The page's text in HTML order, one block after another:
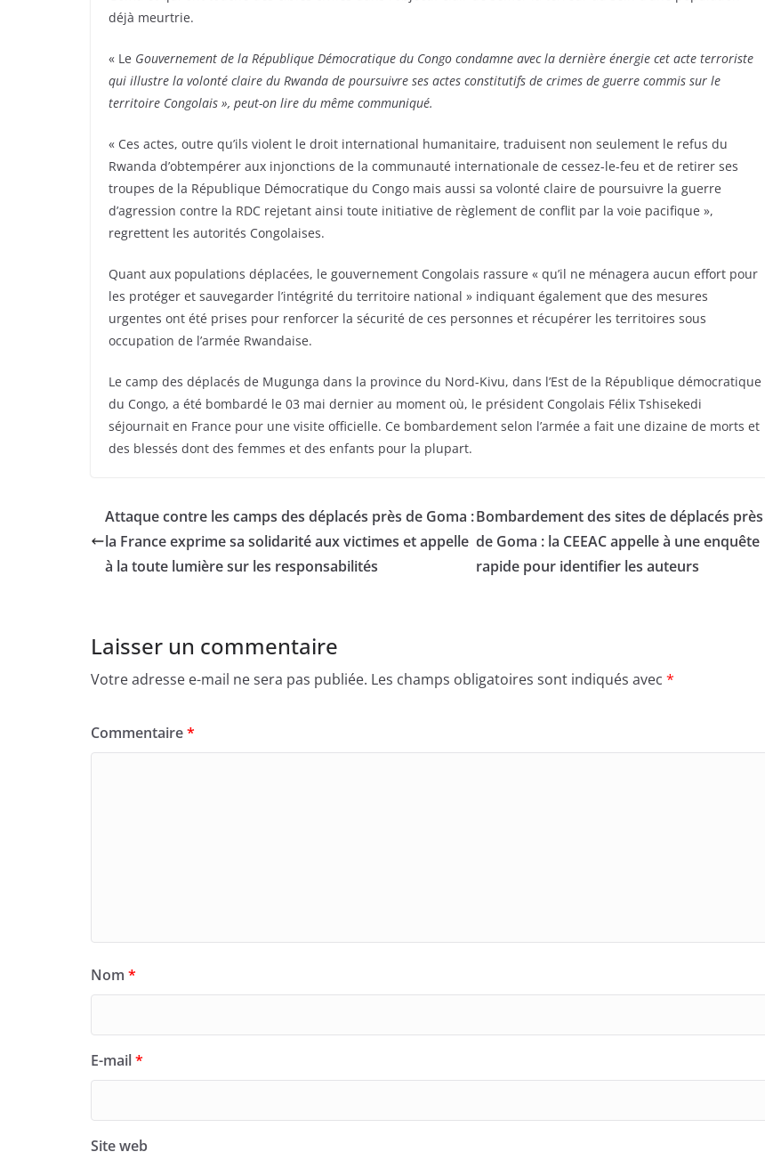
déjà meurtrie.
« Le Gouvernement de la République Démocratique du Congo condamne avec la dernière énergie cet acte terroriste
qui illustre la volonté claire du Rwanda de poursuivre ses actes constitutifs de crimes de guerre commis sur le
territoire Congolais », peut-on lire du même communiqué.
« Ces actes, outre qu’ils violent le droit international humanitaire, traduisent non seulement le refus du
Rwanda d’obtempérer aux injonctions de la communauté internationale de cessez-le-feu et de retirer ses
troupes de la République Démocratique du Congo mais aussi sa volonté claire de poursuivre la guerre
d’agression contre la RDC rejetant ainsi toute initiative de règlement de conflit par la voie pacifique »,
regrettent les autorités Congolaises.
Quant aux populations déplacées, le gouvernement Congolais rassure « qu’il ne ménagera aucun effort pour
les protéger et sauvegarder l’intégrité du territoire national » indiquant également que des mesures
urgentes ont été prises pour renforcer la sécurité de ces personnes et récupérer les territoires sous
occupation de l’armée Rwandaise.
Le camp des déplacés de Mugunga dans la province du Nord-Kivu, dans l’Est de la République démocratique
du Congo, a été bombardé le 03 mai dernier au moment où, le président Congolais Félix Tshisekedi
séjournait en France pour une visite officielle. Ce bombardement selon l’armée a fait une dizaine de morts et
des blessés dont des femmes et des enfants pour la plupart.
Attaque contre les camps des déplacés près de Goma :
la France exprime sa solidarité aux victimes et appelle
à la toute lumière sur les responsabilités
Bombardement des sites de déplacés près
de Goma : la CEEAC appelle à une enquête
rapide pour identifier les auteurs
Laisser un commentaire
Votre adresse e-mail ne sera pas publiée. Les champs obligatoires sont indiqués avec *
Commentaire*
Nom *
E-mail*
Site web